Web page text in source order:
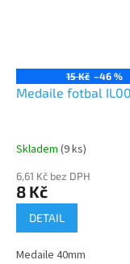
15 Kč –46 %
Medaile fotbal
Skladem (9 ks)
6,61 Kč bez DPH
8 Kč
DETAIL
Medaile 40mm